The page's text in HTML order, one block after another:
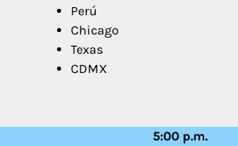
Perú
Chicago
Texas
CDMX
5:00 p.m.